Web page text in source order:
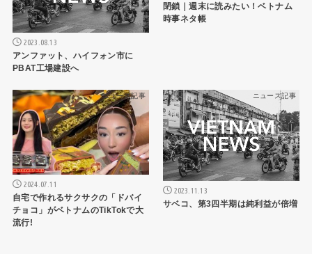
2023.08.13
アンファット、ハイフォン市に
PBAT工場建設へ
閉鎖｜週末に読みたい！ベトナム
時事ネタ帳
ニュース記事
2024.07.11
自宅で作れるサクサクの「ドバイ
チョコ」がベトナムのTikTokで大
流行!
ニュース記事
2023.11.13
サベコ、第3四半期は純利益が倍増